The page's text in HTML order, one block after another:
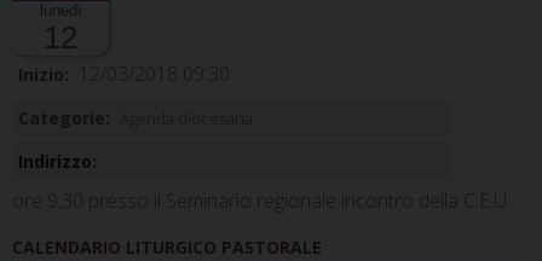
lunedì
12
Inizio: 12/03/2018 09:30
Categorie:
Indirizzo:
ore 9,30 presso il Seminario regionale incontro della C.E.U.
CALENDARIO LITURGICO PASTORALE